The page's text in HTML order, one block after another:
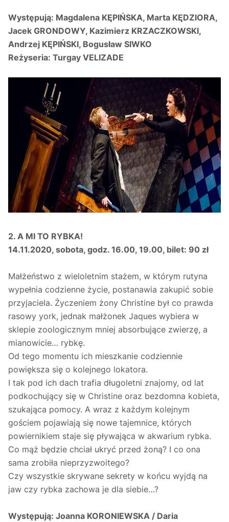
Występują: Magdalena KĘPIŃSKA, Marta KĘDZIORA,
Jacek GRONDOWY, Kazimierz KRZACZKOWSKI,
Andrzej KĘPIŃSKI, Bogusław SIWKO
Reżyseria: Turgay VELIZADE
2. A MI TO RYBKA!
14.11.2020, sobota, godz. 16.00, 19.00, bilet: 90 zł
Małżeństwo z wieloletnim stażem, w którym rutyna
wypełnia codzienne życie, postanawia zakupić sobie
przyjaciela. Życzeniem żony Christine był co prawda
rasowy york, jednak małżonek Jaques wybiera w
sklepie zoologicznym mniej absorbujące zwierzę, a
mianowicie… rybkę.
Od tego momentu ich mieszkanie codziennie
powiększa się o kolejnego lokatora.
I tak pod ich dach trafia długoletni znajomy, od lat
podkochujący się w Christine oraz bezdomna kobieta,
szukająca pomocy. A wraz z każdym kolejnym
gościem pojawiają się nowe tajemnice, których
powiernikiem staje się pływająca w akwarium rybka.
Co mąż będzie chciał ukryć przed żoną? I co ona
sama zrobiła nieprzyzwoitego?
Czy wszystkie skrywane sekrety w końcu wyjdą na
jaw czy rybka zachowa je dla siebie…?
Występują: Joanna KORONIEWSKA / Daria